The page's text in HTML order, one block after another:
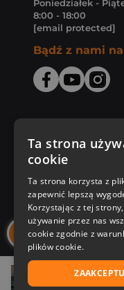
29,93 zł
Poniedziałek -
8:00 - 18:00
[email protected]
Bądź z nami
Zakupy u nas
Nasza oferta
Nasi autorzy
Ta strona
cookie
Ta strona korzysta z
zapewnić lepszą
Korzystając z tej
używanie przez nas
cookie zgodnie z
plików cookie.